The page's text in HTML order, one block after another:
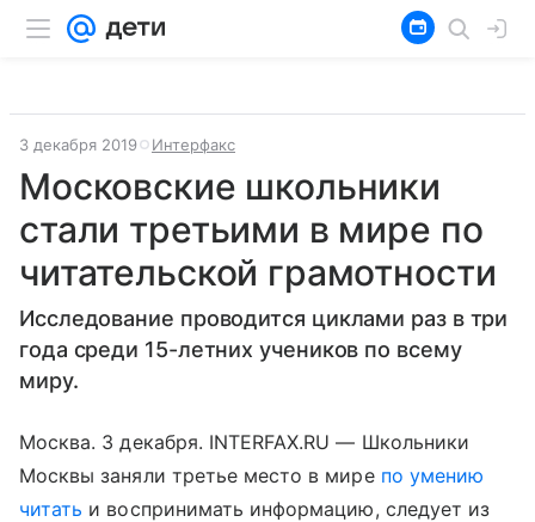
3 декабря 2019 Интерфакс
Московские школьники
стали третьими в мире по
читательской грамотности
Исследование проводится циклами раз в три
года среди 15-летних учеников по всему
миру.
Москва. 3 декабря. INTERFAX.RU — Школьники
Москвы заняли третье место в мире по умению
читать и воспринимать информацию, следует из